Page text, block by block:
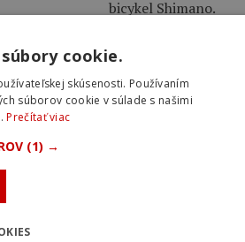
dokáže
že
bicykel Shimano.
10:01
Aký tlak by
plášťoch na
rovnováhu medzi
plášťoch cestného
rýchlosť, komfort,
Oscar
cookie.
skúsenosti. Používaním
súborov cookie v súlade s našimi
Prečítať viac
(1) →